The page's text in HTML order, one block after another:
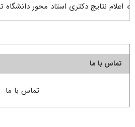
اعلام نتایج دکتری استاد محور دانشگاه
تماس با ما
تماس با ما